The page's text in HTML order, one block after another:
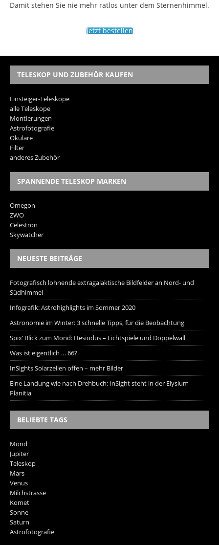
Damit stehen Sie nie mehr ratlos unter dem Sternenhimmel.
Jetzt bestellen
TELESKOP UND ZUBEHÖR KAUFEN
Einsteiger-Teleskope
alle Teleskope
Montierungen
Astrofotografie
Okulare
Filter
anderes Zubehör
SPANNENDE TELESKOP MARKEN
Omegon
ZWO
Celestron
Skywatcher
NEUESTE BEITRÄGE
Fotografisch lohnende extragalaktische Bildfelder an Nord- und
Südhimmel
Infografik: Astrohighlights im Sommer 2020
Astronomie im Winter: 3 schnelle Tipps, für die Beobachtung
Spix‘ Blick zum Mond: Hesiodus – Lichtspiele und Doppelwall
Was ist eigentlich … 66?
InSights Solarzellen offen – mehr Bilder
Eine Landung wie nach Drehbuch: InSight steht in der Elysium
Planitia
BELIEBTE TAGS
Mond
Jupiter
Teleskop
Mars
Venus
Milchstrasse
Komet
Sonne
Saturn
Astrofotografie